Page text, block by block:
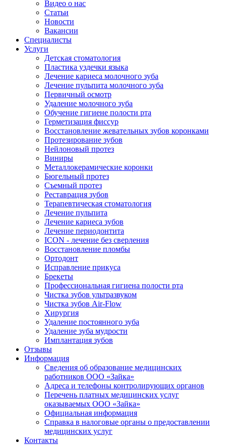
Видео о нас
Статьи
Новости
Вакансии
Специалисты
Услуги
Детская стоматология
Пластика уздечки языка
Лечение кариеса молочного зуба
Лечение пульпита молочного зуба
Первичный осмотр
Удаление молочного зуба
Обучение гигиене полости рта
Герметизация фиссур
Восстановление жевательных зубов коронками
Протезирование зубов
Нейлоновый протез
Виниры
Металлокерамические коронки
Бюгельный протез
Съемный протез
Реставрация зубов
Терапевтическая стоматология
Лечение пульпита
Лечение кариеса зубов
Лечение периодонтита
ICON - лечение без сверления
Восстановление пломбы
Ортодонт
Исправление прикуса
Брекеты
Профессиональная гигиена полости рта
Чистка зубов ультразвуком
Чистка зубов Air-Flow
Хирургия
Удаление постоянного зуба
Удаление зуба мудрости
Имплантация зубов
Отзывы
Информация
Сведения об образование медицинских
работников ООО «Зайка»
Адреса и телефоны контролирующих органов
Перечень платных медицинских услуг
оказываемых ООО «Зайка»
Официальная информация
Справка в налоговые органы о предоставлении
медицинских услуг
Контакты